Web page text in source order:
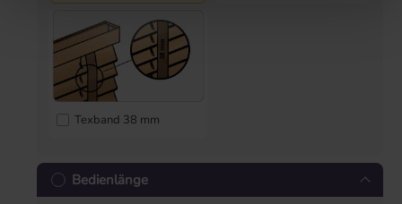
Texband 38 mm
Bedienlänge